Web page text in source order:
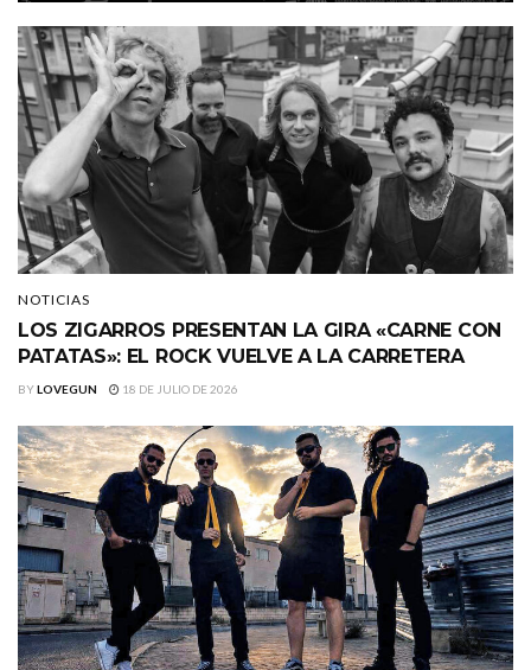
NOTICIAS
LOS ZIGARROS PRESENTAN LA GIRA «CARNE CON
PATATAS»: EL ROCK VUELVE A LA CARRETERA
BYLOVEGUN 18 DE JULIO DE 2026